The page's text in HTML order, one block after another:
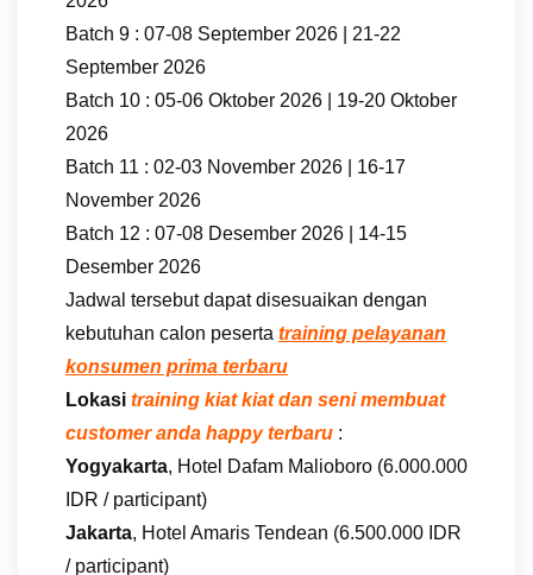
Batch 9 : 07-08 September 2026 | 21-22
September 2026
Batch 10 : 05-06 Oktober 2026 | 19-20 Oktober
2026
Batch 11 : 02-03 November 2026 | 16-17
November 2026
Batch 12 : 07-08 Desember 2026 | 14-15
Desember 2026
Jadwal tersebut dapat disesuaikan dengan
kebutuhan calon peserta training pelayanan
konsumen prima terbaru
Lokasi training kiat kiat dan seni membuat
customer anda happy terbaru :
Yogyakarta, Hotel Dafam Malioboro (6.000.000
IDR / participant)
Jakarta, Hotel Amaris Tendean (6.500.000 IDR
/ participant)